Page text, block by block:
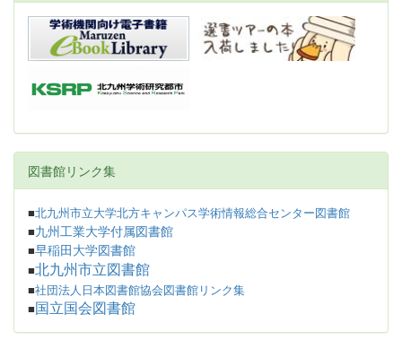
図書館リンク集
■北九州市立大学北方キャンパス学術情報総合センター図書館
■九州工業大学付属図書館
■早稲田大学図書館
■北九州市立図書館
■社団法人日本図書館協会図書館リンク集
■ 国立国会図書館